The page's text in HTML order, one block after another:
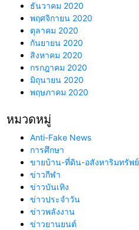
ธันวาคม 2020
พฤศจิกายน 2020
ตุลาคม 2020
กันยายน 2020
สิงหาคม 2020
กรกฎาคม 2020
มิถุนายน 2020
พฤษภาคม 2020
หมวดหมู่
Anti-Fake News
การศึกษา
ขายบ้าน-ที่ดิน-อสังหาริมทรัพย์
ข่าวกีฬา
ข่าวบันเทิง
ข่าวประจำวัน
ข่าวพลังงาน
ข่าวยานยนต์